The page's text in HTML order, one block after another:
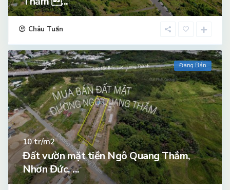
Châu Tuấn
Đang Bán
10tr/m2
Đất vườn mặt tiền Ngô Quang Thắm,
Nhơn Đức, ...